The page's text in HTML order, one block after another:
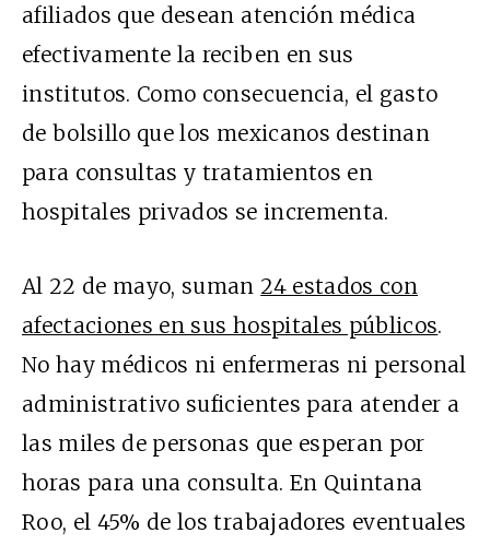
afiliados que desean atención médica
efectivamente la reciben en sus
institutos. Como consecuencia, el gasto
de bolsillo que los mexicanos destinan
para consultas y tratamientos en
hospitales privados se incrementa.
Al 22 de mayo, suman 24 estados con
afectaciones en sus hospitales públicos.
No hay médicos ni enfermeras ni personal
administrativo suficientes para atender a
las miles de personas que esperan por
horas para una consulta. En Quintana
Roo, el 45% de los trabajadores eventuales